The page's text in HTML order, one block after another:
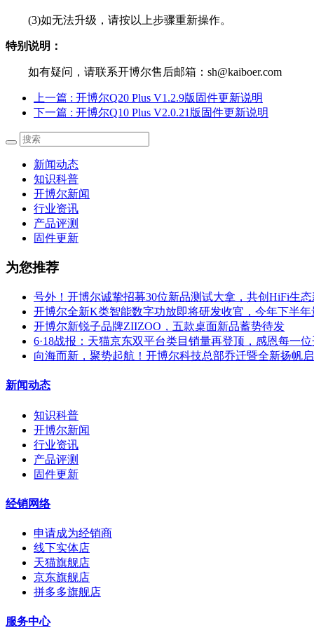
(3)如无法升级，请按以上步骤重新操作。
特别说明：
如有疑问，请联系开博尔售后邮箱：sh@kaiboer.com
上一篇 : 开博尔Q20 Plus V1.2.9版固件更新说明
下一篇 : 开博尔Q10 Plus V2.0.21版固件更新说明
新闻动态
知识科普
开博尔新闻
行业资讯
产品评测
固件更新
为您推荐
号外！开博尔诚挚招募30位新品测试大拿，共创HiFi生态
开博尔全新K类智能数字功放即将研发收官，今年下半年
开博尔新锐子品牌ZIIZOO，五款桌面新品蓄势待发
6·18战报：天猫京东双平台类目销量再登顶，感恩每一
向海而新，聚势起航！开博尔科技总部乔迁暨全新扬帆
新闻动态
知识科普
开博尔新闻
行业资讯
产品评测
固件更新
经销网络
申请成为经销商
线下实体店
天猫旗舰店
京东旗舰店
拼多多旗舰店
服务中心